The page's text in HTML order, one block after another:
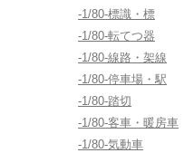
-1/80-標識・標
-1/80-転てつ器
-1/80-線路・架線
-1/80-停車場・駅
-1/80-踏切
-1/80-客車・暖房車
-1/80-気動車